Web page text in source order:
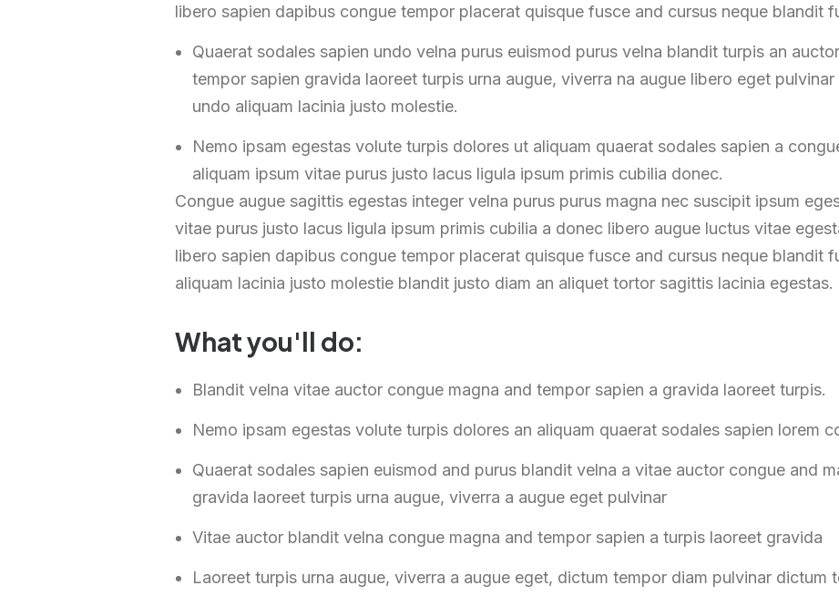
libero sapien dapibus congue tempor placerat quisque fusce and cursus neque blandit
Quaerat sodales sapien undo velna purus euismod purus velna blandit turpis an
tempor sapien gravida laoreet turpis urna augue, viverra na augue libero eget
undo aliquam lacinia justo molestie.
Nemo ipsam egestas volute turpis dolores ut aliquam quaerat sodales sapien a
aliquam ipsum vitae purus justo lacus ligula ipsum primis cubilia donec.
Congue augue sagittis egestas integer velna purus purus magna nec suscipit ipsum
vitae purus justo lacus ligula ipsum primis cubilia a donec libero augue luctus vitae
libero sapien dapibus congue tempor placerat quisque fusce and cursus neque blandit
aliquam lacinia justo molestie blandit justo diam an aliquet tortor sagittis lacinia egestas.
What you'll do:
Blandit velna vitae auctor congue magna and tempor sapien a gravida laoreet turpis.
Nemo ipsam egestas volute turpis dolores an aliquam quaerat sodales sapien lorem
Quaerat sodales sapien euismod and purus blandit velna a vitae auctor congue and
gravida laoreet turpis urna augue, viverra a augue eget pulvinar
Vitae auctor blandit velna congue magna and tempor sapien a turpis laoreet gravida
Laoreet turpis urna augue, viverra a augue eget, dictum tempor diam pulvinar dictum